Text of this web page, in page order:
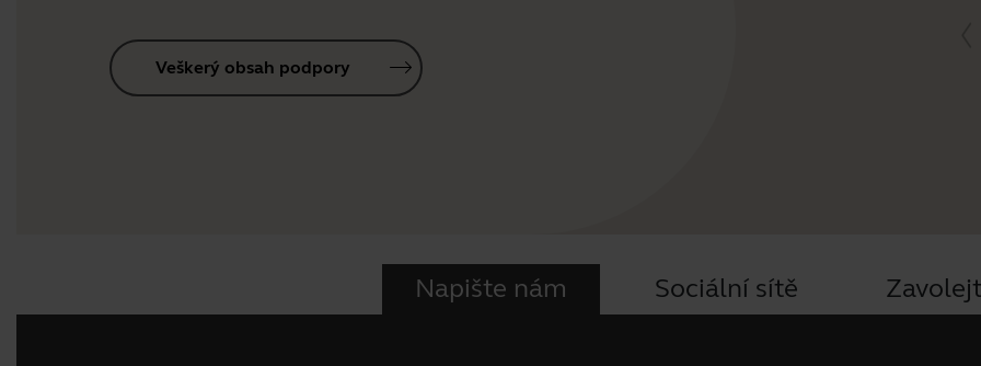
Veškerý obsah podpory
Napište nám Sociální sítě